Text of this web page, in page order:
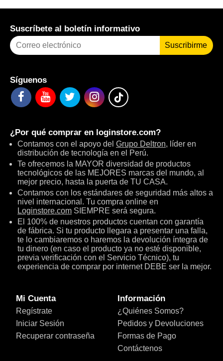
Suscríbete al boletín informativo
Suscribirme
Síguenos
¿Por qué comprar en loginstore.com?
Contamos con el apoyo del Grupo Deltron, líder en
distribución de tecnología en el Perú.
Te ofrecemos la MAYOR diversidad de productos
tecnológicos de las MEJORES marcas del mundo, al
mejor precio, hasta la puerta de TU CASA.
Contamos con los estándares de seguridad más altos a
nivel internacional. Tu compra online en
Loginstore.com SIEMPRE será segura.
El 100% de nuestros productos cuentan con garantía
de fábrica. Si tu producto llegara a presentar una falla,
te lo cambiaremos o haremos la devolución íntegra de
tu dinero (en caso el producto ya no esté disponible,
previa verificación con el Servicio Técnico), tu
experiencia de comprar por internet DEBE ser la mejor.
Mi Cuenta
Regístrate
Iniciar Sesión
Recuperar contraseña
Información
¿Quiénes Somos?
Pedidos y Devoluciones
Formas de Pago
Contáctenos